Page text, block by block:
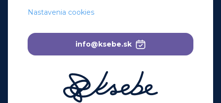
Nastavenia cookies
info@ksebe.sk